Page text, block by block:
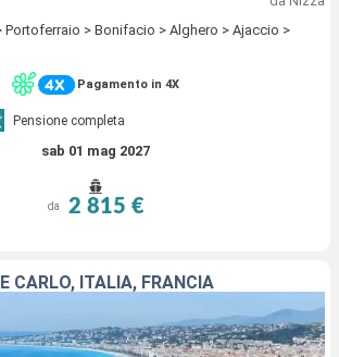
Portoferraio > Bonifacio > Alghero > Ajaccio >
Pagamento in 4X
Pensione completa
sab 01 mag 2027
da 2 815 €
CARLO, ITALIA, FRANCIA